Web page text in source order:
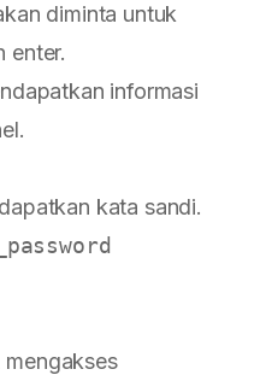
diminta untuk
enter.
informasi
kata sandi.